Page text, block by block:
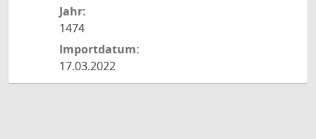
Jahr:
1474
Importdatum:
17.03.2022